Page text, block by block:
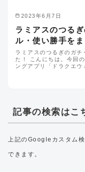
2023年6月7日
ラミアスのつる
ル・使い勝手をま
ラミアスのつるぎのガ
た！ こんにちは。今回
ングアプリ「ドラクエ
記事の検索はこ
上記のGoogleカスタム検
できます。